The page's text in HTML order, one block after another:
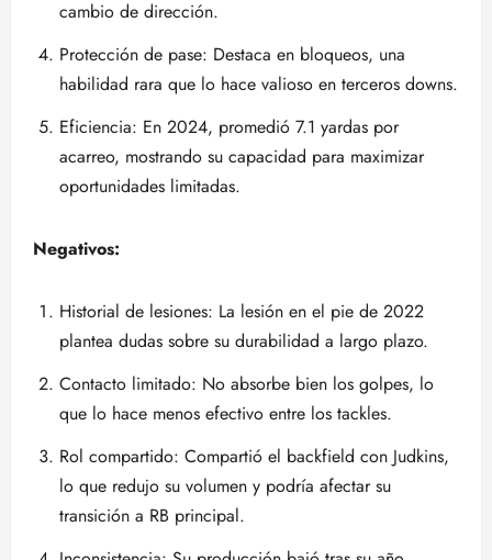
cambio de dirección.
Protección de pase: Destaca en bloqueos, una
habilidad rara que lo hace valioso en terceros downs.
Eficiencia: En 2024, promedió 7.1 yardas por
acarreo, mostrando su capacidad para maximizar
oportunidades limitadas.
Negativos:
Historial de lesiones: La lesión en el pie de 2022
plantea dudas sobre su durabilidad a largo plazo.
Contacto limitado: No absorbe bien los golpes, lo
que lo hace menos efectivo entre los tackles.
Rol compartido: Compartió el backfield con Judkins,
lo que redujo su volumen y podría afectar su
transición a RB principal.